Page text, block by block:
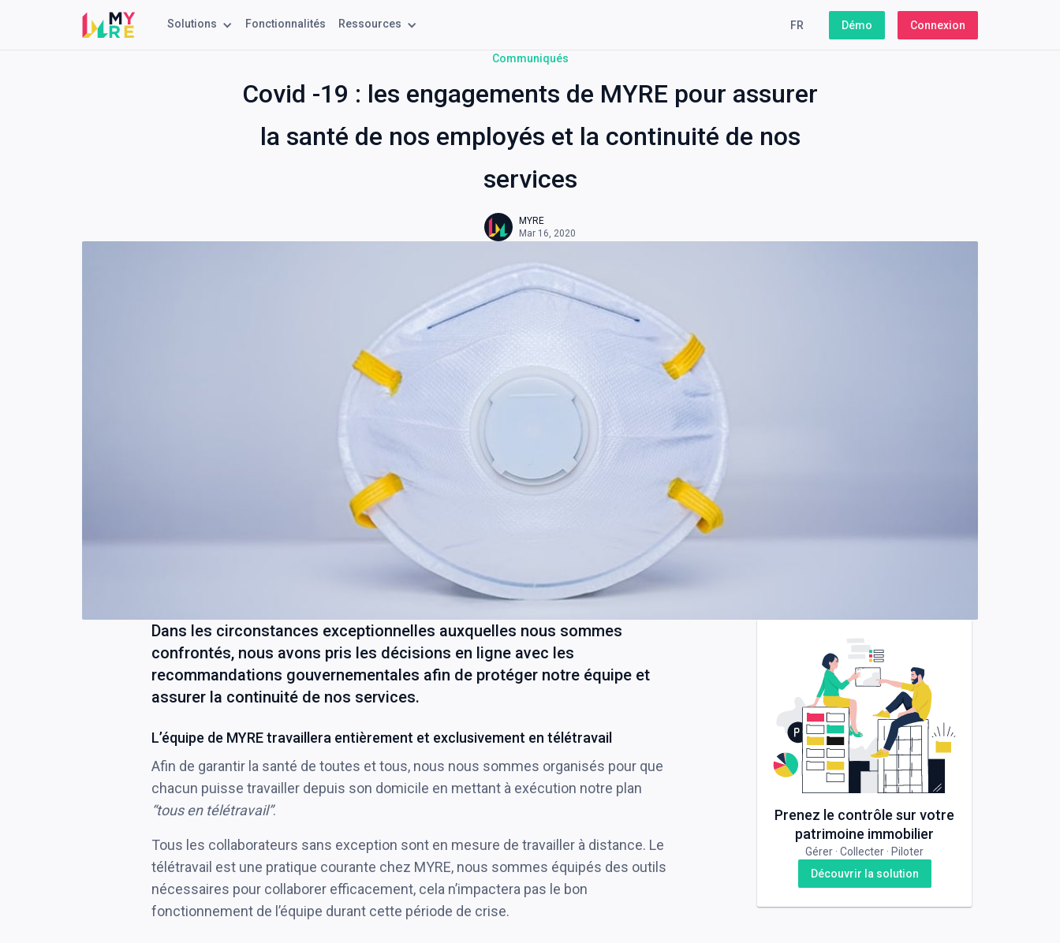
Solutions Fonctionnalités Ressources FR Démo Connexion
Communiqués
Covid -19 : les engagements de MYRE pour assurer
la santé de nos employés et la continuité de nos
services
MYRE
Mar 16, 2020
Dans les circonstances exceptionnelles auxquelles nous sommes
confrontés, nous avons pris les décisions en ligne avec les
recommandations gouvernementales afin de protéger notre équipe et
assurer la continuité de nos services.
L’équipe de MYRE travaillera entièrement et exclusivement en télétravail
Afin de garantir la santé de toutes et tous, nous nous sommes organisés pour que
chacun puisse travailler depuis son domicile en mettant à exécution notre plan
“tous en télétravail”.
Tous les collaborateurs sans exception sont en mesure de travailler à distance. Le
télétravail est une pratique courante chez MYRE, nous sommes équipés des outils
nécessaires pour collaborer efficacement, cela n’impactera pas le bon
fonctionnement de l’équipe durant cette période de crise.
Prenez le contrôle sur votre
patrimoine immobilier
Gérer · Collecter · Piloter
Découvrir la solution